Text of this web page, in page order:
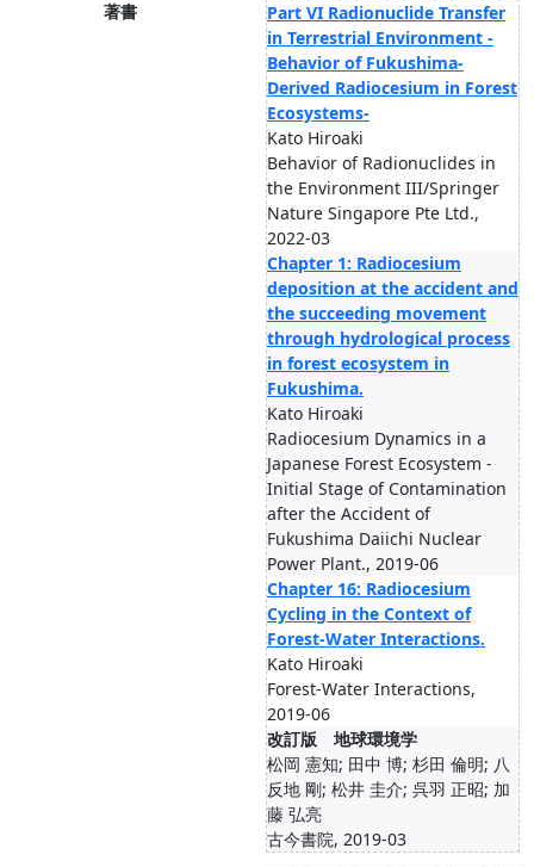
著書
Part VI Radionuclide Transfer
in Terrestrial Environment -
Behavior of Fukushima-
Derived Radiocesium in Forest
Ecosystems-
Kato Hiroaki
Behavior of Radionuclides in
the Environment III/Springer
Nature Singapore Pte Ltd.,
2022-03
Chapter 1: Radiocesium
deposition at the accident and
the succeeding movement
through hydrological process
in forest ecosystem in
Fukushima.
Kato Hiroaki
Radiocesium Dynamics in a
Japanese Forest Ecosystem -
Initial Stage of Contamination
after the Accident of
Fukushima Daiichi Nuclear
Power Plant., 2019-06
Chapter 16: Radiocesium
Cycling in the Context of
Forest-Water Interactions.
Kato Hiroaki
Forest-Water Interactions,
2019-06
改訂版 地球環境学
松岡 憲知; 田中 博; 杉田 倫明; 八
反地 剛; 松井 圭介; 呉羽 正昭; 加
藤 弘亮
古今書院, 2019-03